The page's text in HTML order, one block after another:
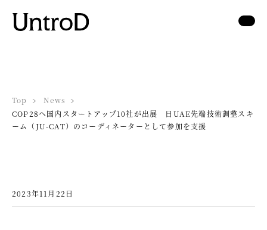
Top
News
COP28へ国内スタートアップ10社が出展 日UAE先端技術調整スキ
ーム（JU-CAT）のコーディネーターとして参加を支援
2023年11月22日